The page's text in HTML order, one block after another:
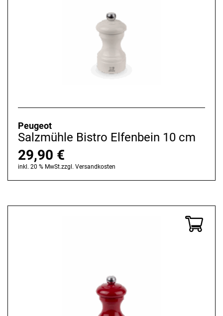
Peugeot
Salzmühle Bistro Elfenbein 10 cm
29,90 €
inkl. 20 % MwSt.zzgl. Versandkosten